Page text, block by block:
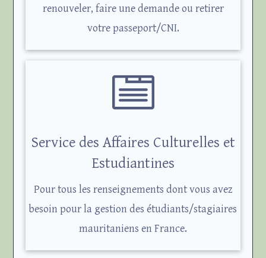
renouveler, faire une demande ou retirer
votre passeport/CNI.

Service des Affaires Culturelles et
Estudiantines
Pour tous les renseignements dont vous avez
besoin pour la gestion des étudiants/stagiaires
mauritaniens en France.